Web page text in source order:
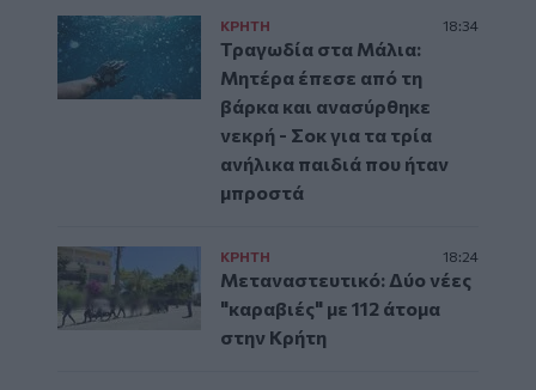
ΚΡΗΤΗ 18:34
Τραγωδία στα Μάλια:
Μητέρα έπεσε από τη
βάρκα και ανασύρθηκε
νεκρή - Σοκ για τα τρία
ανήλικα παιδιά που ήταν
μπροστά
ΚΡΗΤΗ 18:24
Μεταναστευτικό: Δύο νέες
"καραβιές" με 112 άτομα
στην Κρήτη